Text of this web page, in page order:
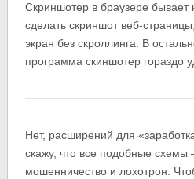
Скриншотер в браузере
сделать скриншот веб-
экран без скроллинга. В
программа скиншотер гораздо
Нет, расширений для
скажу, что все подобные
мошенничество и лохотрон.